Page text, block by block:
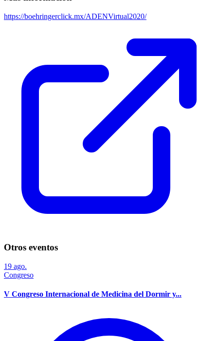
https://boehringerclick.mx/ADENVirtual2020/
Otros eventos
19 ago.
Congreso
V Congreso Internacional de Medicina del Dormir y...